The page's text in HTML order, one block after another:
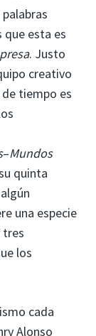
esta es
. Justo
creativo
tiempo es
–Mundos
quinta
una especie
tres
los
cada
Alonso